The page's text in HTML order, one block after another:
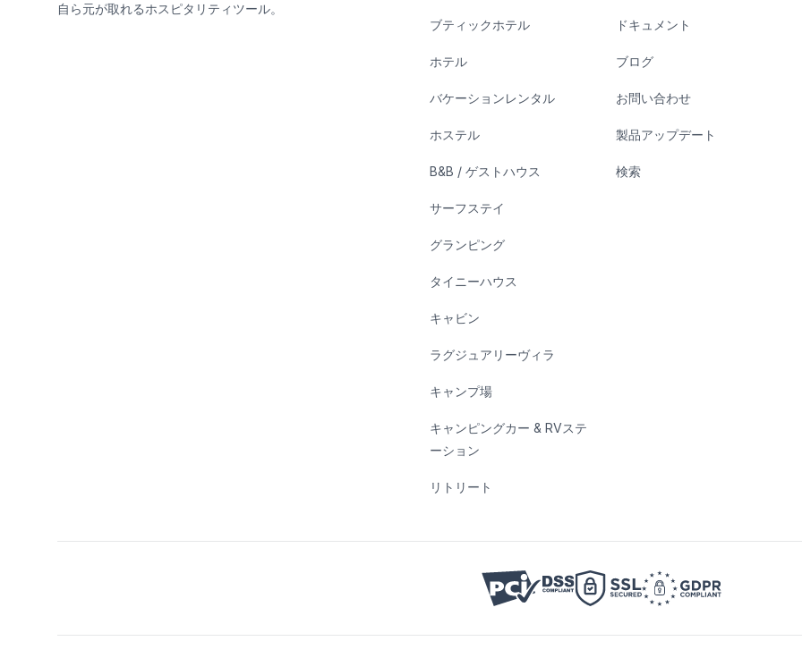
自ら元が取れるホスピタリティツール。
ブティックホテル
ホテル
バケーションレンタル
ホステル
B&B / ゲストハウス
サーフステイ
グランピング
タイニーハウス
キャビン
ラグジュアリーヴィラ
キャンプ場
キャンピングカー & RVステ
ーション
リトリート
ドキュメント
ブログ
お問い合わせ
製品アップデート
検索